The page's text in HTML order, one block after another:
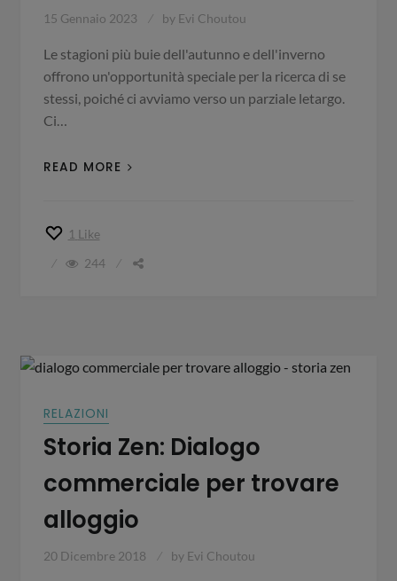
15 Gennaio 2023 by Evi Choutou
Le stagioni più buie dell'autunno e dell'inverno
offrono un'opportunità speciale per la ricerca di se
stessi, poiché ci avviamo verso un parziale letargo.
Ci…
READ MORE
1 Like
244
RELAZIONI
Storia Zen: Dialogo
commerciale per trovare
alloggio
20 Dicembre 2018 by Evi Choutou